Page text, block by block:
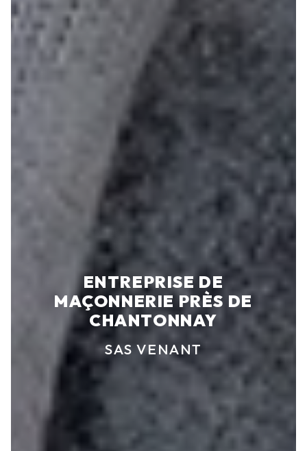
ENTREPRISE DE
MAÇONNERIE PRÈS DE
CHANTONNAY
SAS VENANT